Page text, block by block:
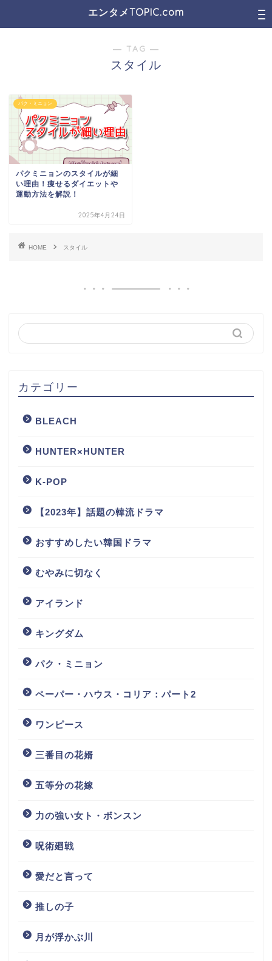
エンタメTOPIC.com
― TAG ―
スタイル
パク・ミニョン
パクミニョンのスタイルが細
い理由！痩せるダイエットや
運動方法を解説！
2025年4月24日
HOME スタイル
カテゴリー
BLEACH
HUNTER×HUNTER
K-POP
【2023年】話題の韓流ドラマ
おすすめしたい韓国ドラマ
むやみに切なく
アイランド
キングダム
パク・ミニョン
ペーパー・ハウス・コリア：パート2
ワンピース
三番目の花婿
五等分の花嫁
力の強い女ト・ボンスン
呪術廻戦
愛だと言って
推しの子
月が浮かぶ川